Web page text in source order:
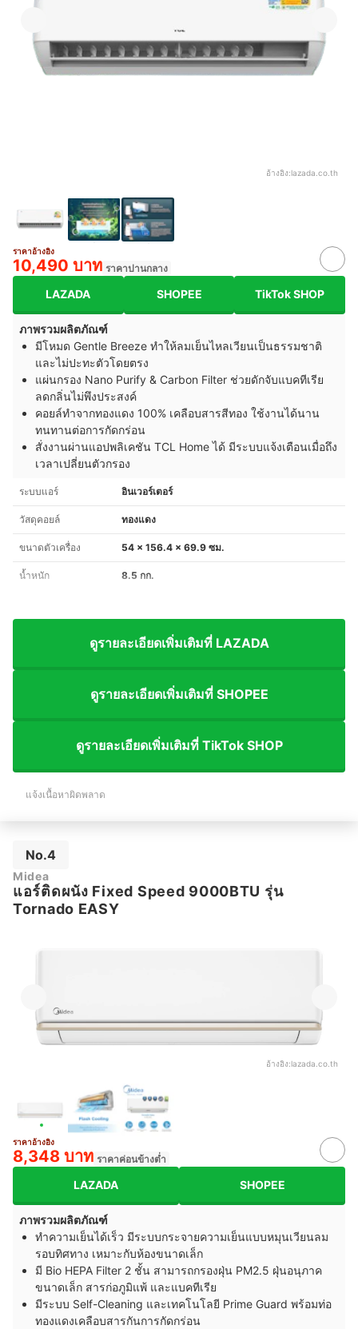
อ้างอิง:lazada.co.th
ราคาอ้างอิง
10,490 บาท ราคาปานกลาง
LAZADA SHOPEE TikTok SHOP
ภาพรวมผลิตภัณฑ์
มีโหมด Gentle Breeze ทำให้ลมเย็นไหลเวียนเป็นธรรมชาติ
และไม่ปะทะตัวโดยตรง
แผ่นกรอง Nano Purify & Carbon Filter ช่วยดักจับแบคทีเรีย
ลดกลิ่นไม่พึงประสงค์
คอยล์ทำจากทองแดง 100% เคลือบสารสีทอง ใช้งานได้นาน
ทนทานต่อการกัดกร่อน
สั่งงานผ่านแอปพลิเคชัน TCL Home ได้ มีระบบแจ้งเตือนเมื่อถึง
เวลาเปลี่ยนตัวกรอง
ระบบแอร์ อินเวอร์เตอร์
วัสดุคอยล์ ทองแดง
ขนาดตัวเครื่อง 54 x 156.4 x 69.9 ซม.
น้ำหนัก 8.5 กก.
ดูรายละเอียดเพิ่มเติมที่ LAZADA
ดูรายละเอียดเพิ่มเติมที่ SHOPEE
ดูรายละเอียดเพิ่มเติมที่ TikTok SHOP
แจ้งเนื้อหาผิดพลาด
No.4
Midea
แอร์ติดผนัง Fixed Speed 9000BTU รุ่น
Tornado EASY
อ้างอิง:lazada.co.th
ราคาอ้างอิง
8,348 บาท ราคาค่อนข้างต่ำ
LAZADA SHOPEE
ภาพรวมผลิตภัณฑ์
ทำความเย็นได้เร็ว มีระบบกระจายความเย็นแบบหมุนเวียนลม
รอบทิศทาง เหมาะกับห้องขนาดเล็ก
มี Bio HEPA Filter 2 ชั้น สามารถกรองฝุ่น PM2.5 ฝุ่นอนุภาค
ขนาดเล็ก สารก่อภูมิแพ้ และแบคทีเรีย
มีระบบ Self-Cleaning และเทคโนโลยี Prime Guard พร้อมท่อ
ทองแดงเคลือบสารกันการกัดกร่อน